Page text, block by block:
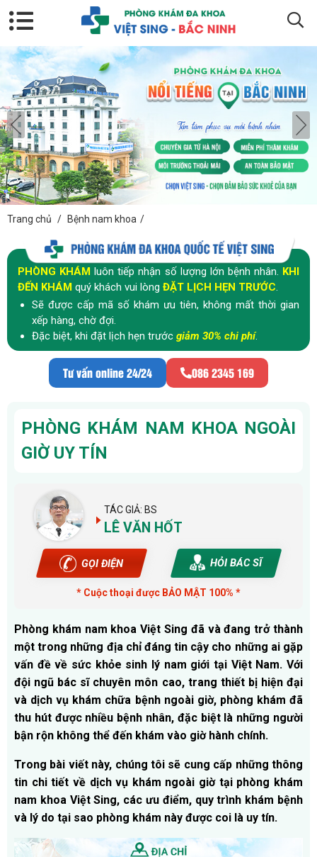
Trang chủ / Bệnh nam khoa /
PHÒNG KHÁM luôn tiếp nhận số lượng lớn bệnh nhân. KHI
ĐẾN KHÁM quý khách vui lòng ĐẶT LỊCH HẸN TRƯỚC.
Sẽ được cấp mã số khám ưu tiên, không mất thời gian
xếp hàng, chờ đợi.
Đặc biệt, khi đặt lịch hẹn trước giảm 30% chi phí.
Tư vấn online 24/24 086 2345 169
PHÒNG KHÁM NAM KHOA NGOÀI
GIỜ UY TÍN
TÁC GIẢ: BS
LÊ VĂN HỐT
GỌI ĐIỆN HỎI BÁC SĨ
* Cuộc thoại được BẢO MẬT 100% *
Phòng khám nam khoa Việt Sing đã và đang trở thành
một trong những địa chỉ đáng tin cậy cho những ai gặp
vấn đề về sức khỏe sinh lý nam giới tại Việt Nam. Với
đội ngũ bác sĩ chuyên môn cao, trang thiết bị hiện đại
và dịch vụ khám chữa bệnh ngoài giờ, phòng khám đã
thu hút được nhiều bệnh nhân, đặc biệt là những người
bận rộn không thể đến khám vào giờ hành chính.
Trong bài viết này, chúng tôi sẽ cung cấp những thông
tin chi tiết về dịch vụ khám ngoài giờ tại phòng khám
nam khoa Việt Sing, các ưu điểm, quy trình khám bệnh
và lý do tại sao phòng khám này được coi là uy tín.